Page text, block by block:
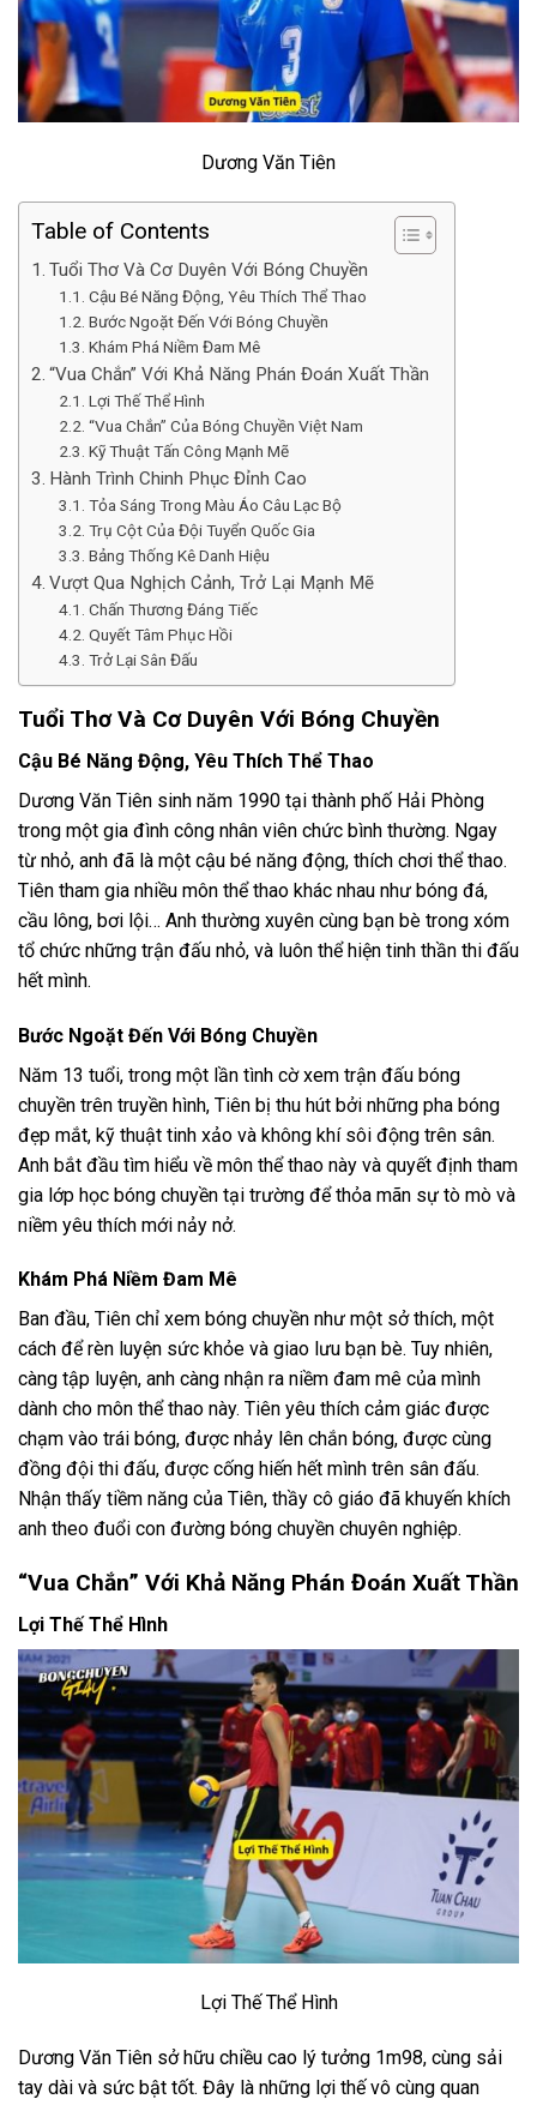
Dương Văn Tiên
Table of Contents
Tuổi Thơ Và Cơ Duyên Với Bóng Chuyền
Cậu Bé Năng Động, Yêu Thích Thể Thao
Bước Ngoặt Đến Với Bóng Chuyền
Khám Phá Niềm Đam Mê
“Vua Chắn” Với Khả Năng Phán Đoán Xuất Thần
Lợi Thế Thể Hình
“Vua Chắn” Của Bóng Chuyền Việt Nam
Kỹ Thuật Tấn Công Mạnh Mẽ
Hành Trình Chinh Phục Đỉnh Cao
Tỏa Sáng Trong Màu Áo Câu Lạc Bộ
Trụ Cột Của Đội Tuyển Quốc Gia
Bảng Thống Kê Danh Hiệu
Vượt Qua Nghịch Cảnh, Trở Lại Mạnh Mẽ
Chấn Thương Đáng Tiếc
Quyết Tâm Phục Hồi
Trở Lại Sân Đấu
Tuổi Thơ Và Cơ Duyên Với Bóng Chuyền
Cậu Bé Năng Động, Yêu Thích Thể Thao
Dương Văn Tiên sinh năm 1990 tại thành phố Hải Phòng
trong một gia đình công nhân viên chức bình thường. Ngay
từ nhỏ, anh đã là một cậu bé năng động, thích chơi thể thao.
Tiên tham gia nhiều môn thể thao khác nhau như bóng đá,
cầu lông, bơi lội… Anh thường xuyên cùng bạn bè trong xóm
tổ chức những trận đấu nhỏ, và luôn thể hiện tinh thần thi đấu
hết mình.
Bước Ngoặt Đến Với Bóng Chuyền
Năm 13 tuổi, trong một lần tình cờ xem trận đấu bóng
chuyền trên truyền hình, Tiên bị thu hút bởi những pha bóng
đẹp mắt, kỹ thuật tinh xảo và không khí sôi động trên sân.
Anh bắt đầu tìm hiểu về môn thể thao này và quyết định tham
gia lớp học bóng chuyền tại trường để thỏa mãn sự tò mò và
niềm yêu thích mới nảy nở.
Khám Phá Niềm Đam Mê
Ban đầu, Tiên chỉ xem bóng chuyền như một sở thích, một
cách để rèn luyện sức khỏe và giao lưu bạn bè. Tuy nhiên,
càng tập luyện, anh càng nhận ra niềm đam mê của mình
dành cho môn thể thao này. Tiên yêu thích cảm giác được
chạm vào trái bóng, được nhảy lên chắn bóng, được cùng
đồng đội thi đấu, được cống hiến hết mình trên sân đấu.
Nhận thấy tiềm năng của Tiên, thầy cô giáo đã khuyến khích
anh theo đuổi con đường bóng chuyền chuyên nghiệp.
“Vua Chắn” Với Khả Năng Phán Đoán Xuất Thần
Lợi Thế Thể Hình
Lợi Thế Thể Hình
Dương Văn Tiên sở hữu chiều cao lý tưởng 1m98, cùng sải
tay dài và sức bật tốt. Đây là những lợi thế vô cùng quan